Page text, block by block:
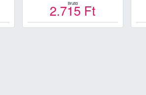
Bruttó
2.715 Ft